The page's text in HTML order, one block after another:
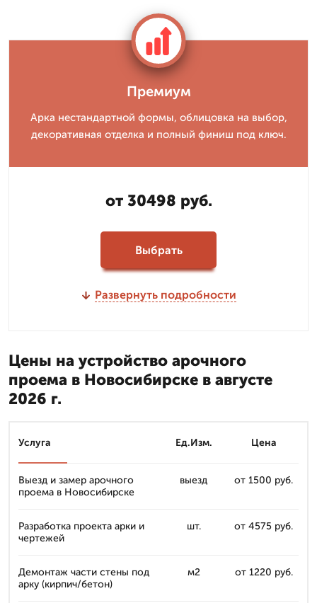
Премиум
Арка нестандартной формы, облицовка на выбор,
декоративная отделка и полный финиш под ключ.
от 30498 руб.
Выбрать
Развернуть подробности
Цены на устройство арочного
проема в Новосибирске в августе
2026 г.
Услуга Ед.Изм. Цена
Выезд и замер арочного
проема в Новосибирске
выезд от 1500 руб.
Разработка проекта арки и
чертежей
шт. от 4575 руб.
Демонтаж части стены под
арку (кирпич/бетон)
м2 от 1220 руб.